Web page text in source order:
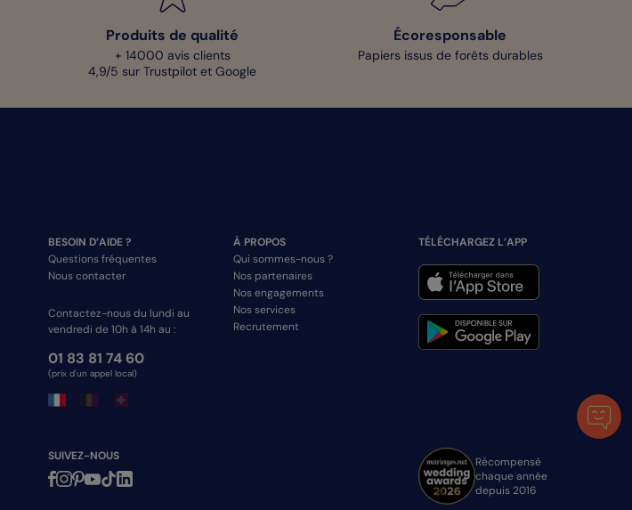
Produits de qualité
+ 14000 avis clients
4,9/5 sur Trustpilot et Google
Écoresponsable
Papiers issus de forêts durables
BESOIN D’AIDE ?
Questions fréquentes
Nous contacter
Contactez-nous du lundi au
vendredi de 10h à 14h au :
01 83 81 74 60
(prix d'un appel local)
À PROPOS
Qui sommes-nous ?
Nos partenaires
Nos engagements
Nos services
Recrutement
TÉLÉCHARGEZ L’APP
SUIVEZ-NOUS
Récompensé
chaque année
depuis 2016